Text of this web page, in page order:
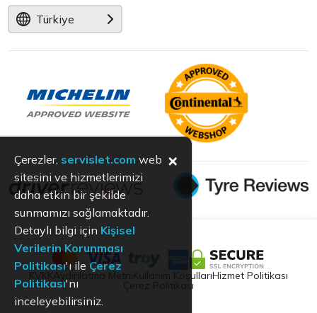
Türkiye
Aydınlatma Metni Kullanım KoşullarıHizmet Politikası
Çerez Politikası
Çerezler, servislet.com web
sitesini ve hizmetlerimizi
daha etkin bir şekilde
sunmamızı sağlamaktadır.
Detaylı bilgi için Kişisel
Verilerin Korunması
Politikası'ı ile Çerez
Politikası'nı
inceleyebilirsiniz.
×